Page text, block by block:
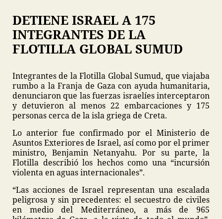
DETIENE ISRAEL A 175
INTEGRANTES DE LA
FLOTILLA GLOBAL SUMUD
Integrantes de la Flotilla Global Sumud, que viajaba
rumbo a la Franja de Gaza con ayuda humanitaria,
denunciaron que las fuerzas israelíes interceptaron
y detuvieron al menos 22 embarcaciones y 175
personas cerca de la isla griega de Creta.
Lo anterior fue confirmado por el Ministerio de
Asuntos Exteriores de Israel, así como por el primer
ministro, Benjamin Netanyahu. Por su parte, la
Flotilla describió los hechos como una “incursión
violenta en aguas internacionales”.
“Las acciones de Israel representan una escalada
peligrosa y sin precedentes: el secuestro de civiles
en medio del Mediterráneo, a más de 965